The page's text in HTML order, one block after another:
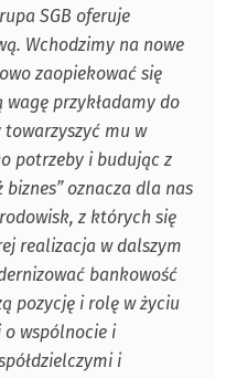
SGB oferuje
Wchodzimy na nowe
zaopiekować się
przykładamy do
mu w
potrzeby i budując z
biznes” oznacza dla nas
z których się
realizacja w dalszym
bankowość
pozycję i rolę w życiu
o wspólnocie i
i